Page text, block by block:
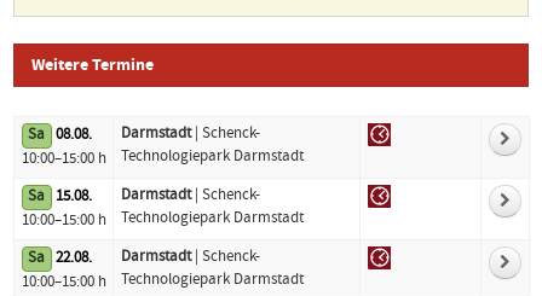
Weitere Termine
Logo Datum Standort
Sa 08.08.
10:00–15:00 h
Darmstadt| Schenck-
Technologiepark Darmstadt
Sa 15.08.
10:00–15:00 h
Darmstadt| Schenck-
Technologiepark Darmstadt
Sa 22.08.
10:00–15:00 h
Darmstadt| Schenck-
Technologiepark Darmstadt